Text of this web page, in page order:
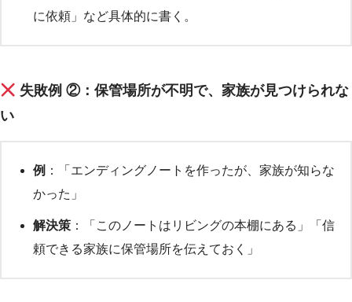
に依頼」など具体的に書く。
失敗例 ②：保管場所が不明で、家族が見つけられな
い
例 ：「エンディングノートを作ったが、家族が知らな
かった」
解決策 ：「このノートはリビングの本棚にある」「信
頼できる家族に保管場所を伝えておく」